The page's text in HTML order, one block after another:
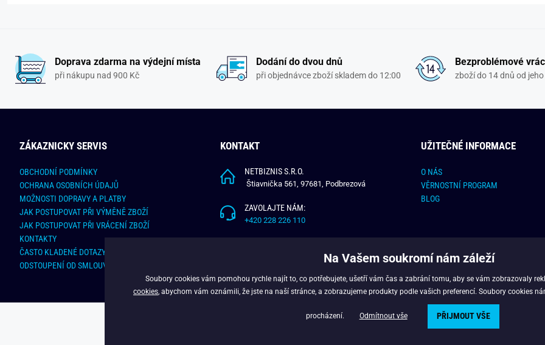
Doprava zdarma na výdejní místa
při nákupu nad 900 Kč
Dodání do dvou dnů
při objednávce zboží skladem do 12:00
Bezproblémové
zboží do 14 dnů od
ZÁKAZNICKY SERVIS
OBCHODNÍ PODMÍNKY
OCHRANA OSOBNÍCH ÚDAJŮ
MOŽNOSTI DOPRAVY A PLATBY
JAK POSTUPOVAT PŘI VÝMĚNĚ ZBOŽÍ
JAK POSTUPOVAT PŘI VRÁCENÍ ZBOŽÍ
KONTAKTY
ČASTO KLADENÉ DOTAZY
ODSTOUPENÍ OD SMLOUVY - ONLINE FORMULÁŘ
KONTAKT
NETBIZNIS S.R.O.
Štiavnička 561, 97681, Podbrezová
ZAVOLAJTE NÁM:
+420 228 226 110
UŽITEČNÉ INFORMACE
O NÁS
VĚRNOSTNÍ PROGRAM
BLOG
Copyright © 2024 - Budchlap.cz Všechna práva vyhrazena. webdesign © litvanyi.sk
Na Vašem soukromí nám záleží
Soubory cookies vám pomohou rychle najít to, co potřebujete, ušetří vám čas a zabrání tomu, aby se vám zobrazovaly
cookies , abychom vám oznámili, že jste na naší stránce, a zobrazujeme produkty podle vašich preferencí. Soubory cookies
procházení. Odmítnout vše PŘIJMOUT VŠE